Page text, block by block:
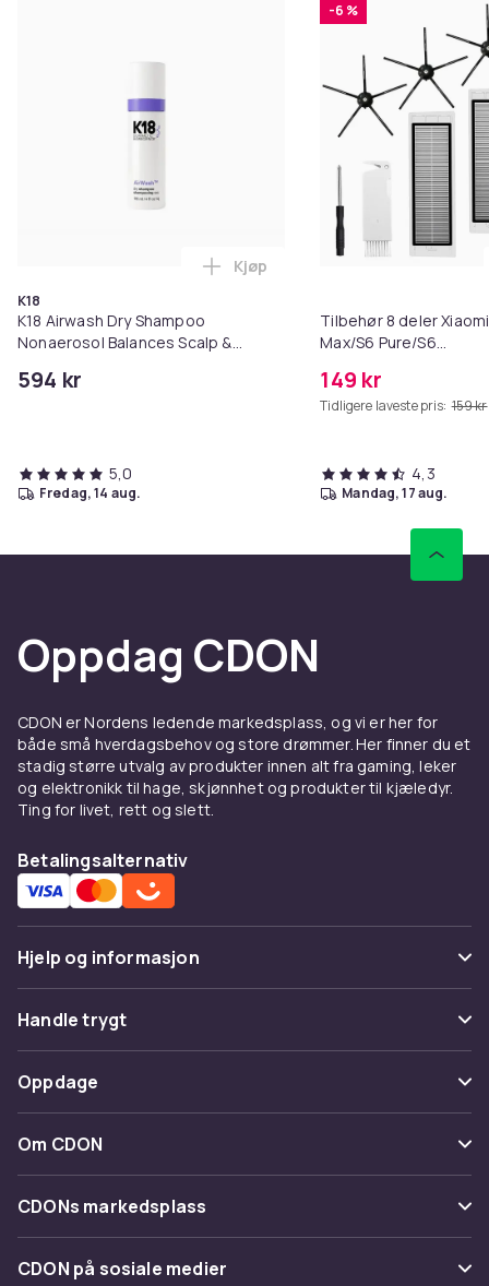
K18
K18 Airwash Dry Shampoo
Nonaerosol Balances Scalp &
594 kr
Legg K18 Airwash Dry
Kjøp
5,0
fredag, 14 aug.
-6 %
Tilbehør 8 deler
Max/S6 Pure/S6
149 kr
Tidligere laveste pris: 159 kr
4,3
mandag, 17 aug.
Oppdag CDON
CDON er Nordens ledende markedsplass, og vi er her for
både små hverdagsbehov og store drømmer. Her finner du et
stadig større utvalg av produkter innen alt fra gaming, leker
og elektronikk til hage, skjønnhet og produkter til kjæledyr.
Ting for livet, rett og slett.
Betalingsalternativ
Hjelp og informasjon
Vanlige spørsmål
Spor pakke
Angre & returner her
Kontakt oss
Handle trygt
Betaling
Levering
Tilbakekallinger
Oppdage
Kategorier
Varemerker
Om CDON
Om oss
Kundeanmeldelser
CDONs markedsplass
Merchant Help Center
CDON på sosiale medier